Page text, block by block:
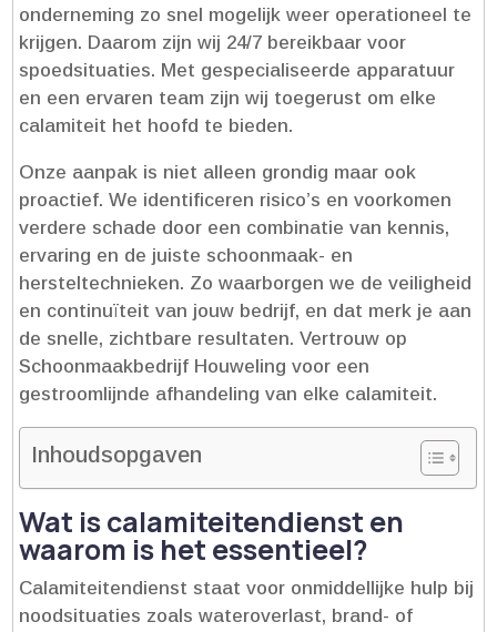
onderneming zo snel mogelijk weer operationeel te
krijgen.​ Daarom zijn wij 24/7 bereikbaar voor
spoedsituaties.​ Met gespecialiseerde apparatuur
en een ervaren team zijn wij toegerust om elke
calamiteit het hoofd te bieden.​
Onze aanpak is niet alleen grondig maar ook
proactief.​ We identificeren risico’s en voorkomen
verdere schade door een combinatie van kennis,
ervaring en de juiste schoonmaak- en
hersteltechnieken.​ Zo waarborgen we de veiligheid
en continuïteit van jouw bedrijf, en dat merk je aan
de snelle, zichtbare resultaten.​ Vertrouw op
Schoonmaakbedrijf Houweling voor een
gestroomlijnde afhandeling van elke calamiteit.​
Inhoudsopgaven
Wat is calamiteitendienst en
waarom is het essentieel?
Calamiteitendienst staat voor onmiddellijke hulp bij
noodsituaties zoals wateroverlast, brand- of